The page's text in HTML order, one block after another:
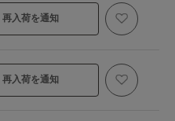
再入荷を通知
再入荷を通知